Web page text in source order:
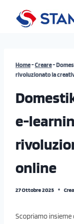
Home-Creare-
rivoluzionato la
e-
online
27 Ottobre 2025
Scopriamo